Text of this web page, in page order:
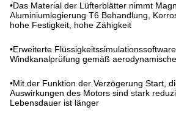
•Das Material der Lüfterblätter nimmt
Aluminiumlegierung T6 Behandlung,
hohe Festigkeit, hohe Zähigkeit
•Erweiterte
Windkanalprüfung gemäß
•Mit der Funktion der Verzögerung Start,
Auswirkungen des Motors sind stark
Lebensdauer ist länger